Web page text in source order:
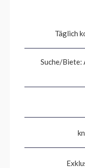
Täglich
Suche/Biete: